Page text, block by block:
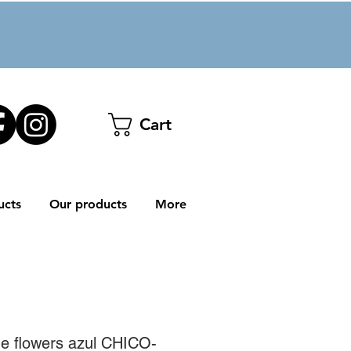
Cart
Our products More
flowers azul CHICO-